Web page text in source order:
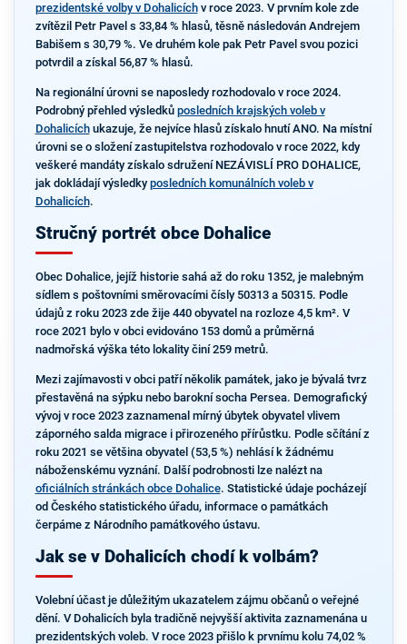
prezidentské volby v Dohalicíchv roce 2023. V prvním kole zde
zvítězil Petr Pavel s 33,84 % hlasů, těsně následován Andrejem
Babišem s 30,79 %. Ve druhém kole pak Petr Pavel svou pozici
potvrdil a získal 56,87 % hlasů.
Na regionální úrovni se naposledy rozhodovalo v roce 2024.
Podrobný přehled výsledků posledních krajských voleb v
Dohalicíchukazuje, že nejvíce hlasů získalo hnutí ANO. Na místní
úrovni se o složení zastupitelstva rozhodovalo v roce 2022, kdy
veškeré mandáty získalo sdružení NEZÁVISLÍ PRO DOHALICE,
jak dokládají výsledky posledních komunálních voleb v
Dohalicích.
Stručný portrét obce Dohalice
Obec Dohalice, jejíž historie sahá až do roku 1352, je malebným
sídlem s poštovními směrovacími čísly 50313 a 50315. Podle
údajů z roku 2023 zde žije 440 obyvatel na rozloze 4,5 km². V
roce 2021 bylo v obci evidováno 153 domů a průměrná
nadmořská výška této lokality činí 259 metrů.
Mezi zajímavosti v obci patří několik památek, jako je bývalá tvrz
přestavěná na sýpku nebo barokní socha Persea. Demografický
vývoj v roce 2023 zaznamenal mírný úbytek obyvatel vlivem
záporného salda migrace i přirozeného přírůstku. Podle sčítání z
roku 2021 se většina obyvatel (53,5 %) nehlásí k žádnému
náboženskému vyznání. Další podrobnosti lze nalézt na
oficiálních stránkách obce Dohalice. Statistické údaje pocházejí
od Českého statistického úřadu, informace o památkách
čerpáme z Národního památkového ústavu.
Jak se v Dohalicích chodí k volbám?
Volební účast je důležitým ukazatelem zájmu občanů o veřejné
dění. V Dohalicích byla tradičně nejvyšší aktivita zaznamenána u
prezidentských voleb. V roce 2023 přišlo k prvnímu kolu 74,02 %